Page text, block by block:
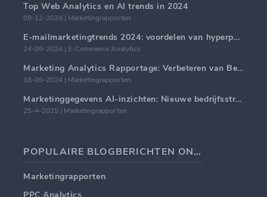
Top Web Analytics en AI trends in 2024
09-12-2024 | Marketingrapporten
E-mailmarketingtrends 2024: voordelen van hyperpersonalisatie
24-09-2024 | E-Commerce Analytics
Marketing Analytics Rapportage: Verbeteren van Bedrijfsinzichten
18-09-2024 | Marketingrapporten
Marketinggegevens AI-inzichten: Nieuwe bedrijfsstrategieën voor 2024
25-4-2025 | Marketingrapporten
POPULAIRE BLOGBERICHTEN ONDERWERPEN
Marketingrapporten